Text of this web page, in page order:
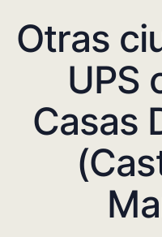
Otras
UPS
Casas